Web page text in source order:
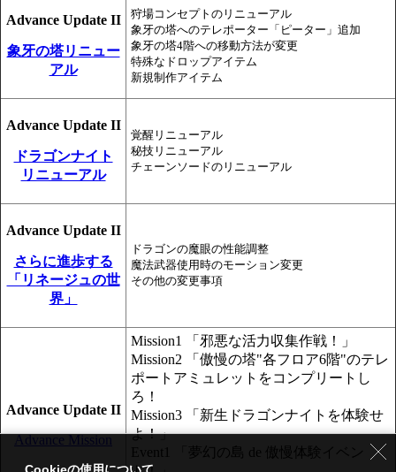
Advance Update II
象牙の塔リニュー
アル
狩場コンセプトのリニューアル
象牙の塔へのテレポーター「ピーター」追加
象牙の塔4階への移動方法が変更
特殊なドロップアイテム
新規制作アイテム
Advance Update II
ドラゴンナイト
リニューアル
覚醒リニューアル
秘技リニューアル
チェーンソードのリニューアル
Advance Update II
さらに進歩する
「リネージュの世
界」
ドラゴンの魔眼の性能調整
魔法武器使用時のモーション変更
その他の変更事項
Advance Update II
Advance Mission
Mission1 「邪悪な活力収集作戦！」
Mission2 「傲慢の塔"各フロア6階"のテレ
ポートアミュレットをコンプリートし
ろ！
Mission3 「新生ドラゴンナイトを体験せ
よ！」
Event1 「夢幻の島 de 傲慢体験イベン